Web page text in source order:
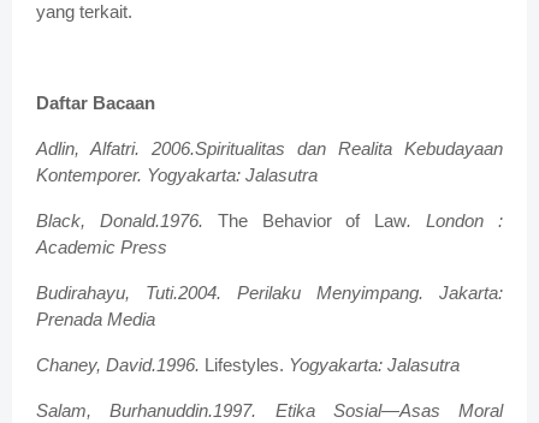
yang terkait.
Daftar Bacaan
Adlin, Alfatri. 2006.Spiritualitas dan Realita Kebudayaan
Kontemporer. Yogyakarta: Jalasutra
Black, Donald.1976. The Behavior of Law. London :
Academic Press
Budirahayu, Tuti.2004. Perilaku Menyimpang. Jakarta:
Prenada Media
Chaney, David.1996. Lifestyles. Yogyakarta: Jalasutra
Salam, Burhanuddin.1997. Etika Sosial—Asas Moral